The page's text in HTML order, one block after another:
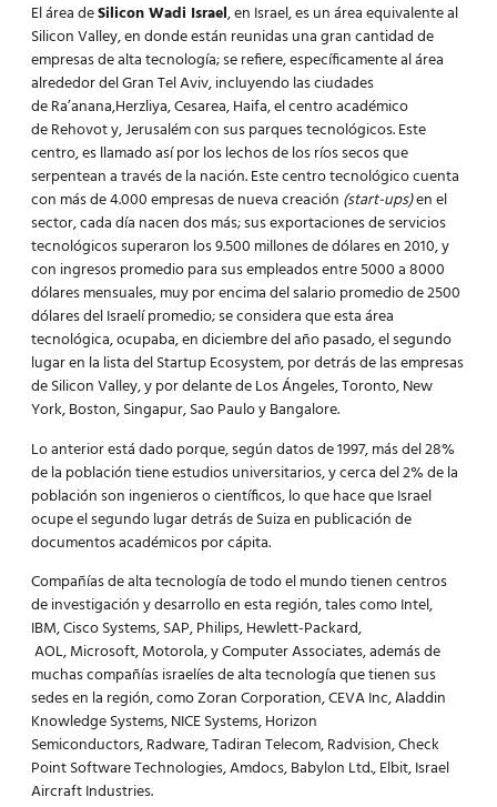
El área deSilicon Wadi Israel, en Israel, es un área equivalente al
Silicon Valley, en donde están reunidas una gran cantidad de
empresas de alta tecnología; se refiere, específicamente al área
alrededor del GranTel Aviv, incluyendo las ciudades
de Ra’anana,Herzliya, Cesarea, Haifa, el centro académico
de Rehovot y, Jerusalém con sus parques tecnológicos. Este
centro, es llamado así por los lechos de los ríos secos que
serpentean a través de la nación. Este centro tecnológico cuenta
con más de 4.000 empresas de nueva creación (start-ups)en el
sector, cada día nacen dos más; sus exportaciones de servicios
tecnológicos superaron los 9.500 millones de dólares en 2010, y
con ingresos promedio para sus empleados entre 5000 a 8000
dólares mensuales, muy por encima del salario promedio de 2500
dólares del Israelí promedio; se considera que esta área
tecnológica, ocupaba, en diciembre del año pasado, el segundo
lugar en la lista del Startup Ecosystem, por detrás de las empresas
de Silicon Valley, y por delante de Los Ángeles, Toronto, New
York, Boston, Singapur, Sao Paulo y Bangalore.
Lo anterior está dado porque, según datos de 1997, más del 28%
de la población tiene estudios universitarios, y cerca del 2% de la
población son ingenieros o científicos, lo que hace que Israel
ocupe el segundo lugar detrás de Suiza en publicación de
documentos académicos por cápita.
Compañías de alta tecnología de todo el mundo tienen centros
de investigación y desarrollo en esta región, tales como Intel,
IBM, Cisco Systems, SAP, Philips, Hewlett-Packard,
AOL, Microsoft, Motorola, y Computer Associates, además de
muchas compañías israelíes de alta tecnología que tienen sus
sedes en la región, como Zoran Corporation, CEVA Inc, Aladdin
Knowledge Systems, NICE Systems, Horizon
Semiconductors, Radware, Tadiran Telecom, Radvision, Check
Point Software Technologies, Amdocs, Babylon Ltd., Elbit, Israel
Aircraft Industries.